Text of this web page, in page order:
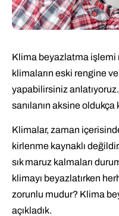
Klima beyazlatma işlemi
klimaların eski rengine
yapabilirsiniz
sanılanın aksine oldukça
Klimalar, zaman
kirlenme kaynaklı
sık maruz kalmaları
klimayı beyazlatırken
zorunlu mudur? Klima
açıkladık.